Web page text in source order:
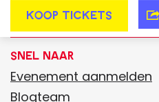
l
d
e
z
e
l
d
e
z
Koop tickets
V
i
Snel naar
Evenement aanmelden
Blogteam